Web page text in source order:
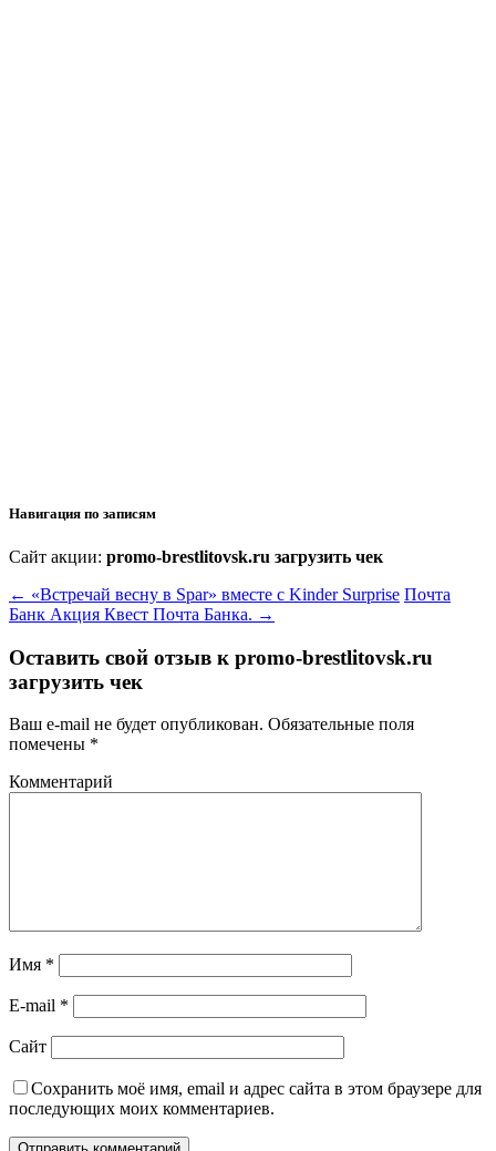
Навигация по записям
Сайт акции: promo-brestlitovsk.ru загрузить чек
← «Встречай весну в Spar» вместе с Kinder Surprise Почта
Банк Акция Квест Почта Банка. →
Оставить свой отзыв к promo-brestlitovsk.ru
загрузить чек
Ваш e-mail не будет опубликован. Обязательные поля
помечены *
Комментарий
Имя *
E-mail *
Сайт
Сохранить моё имя, email и адрес сайта в этом браузере для
последующих моих комментариев.